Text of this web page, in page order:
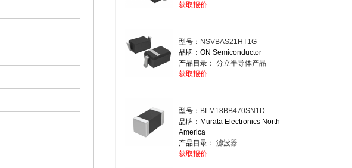
获取报价
型号： NSVBAS21HT1G
品牌：ON Semiconductor
产品目录： 分立半导体产品
获取报价
型号： BLM18BB470SN1D
品牌：Murata Electronics North
America
产品目录： 滤波器
获取报价